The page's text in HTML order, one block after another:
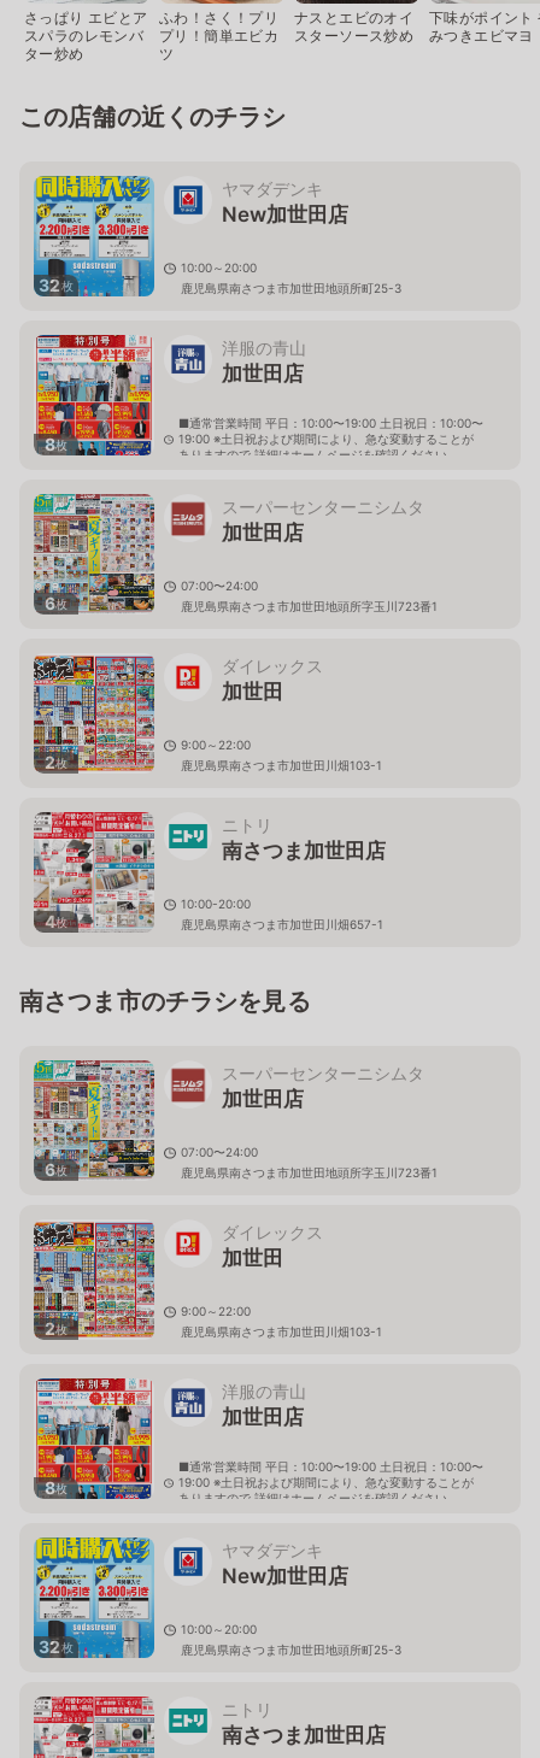
さっぱり エビとア
スパラのレモンバ
ター炒め
ふわ！さく！プリ
プリ！簡単エビカ
ツ
ナスとエビのオイ
スターソース炒め
下味がポイント
みつきエビマヨ
この店舗の近くのチラシ
32枚
ヤマダデンキ
New加世田店
10:00～20:00
鹿児島県南さつま市加世田地頭所町25-3
8枚
洋服の青山
加世田店
■通常営業時間 平日：10:00〜19:00 土日祝日：10:00〜
19:00 ※土日祝および期間により、急な変動することが
ありますので 詳細はホームページを確認ください
6枚
スーパーセンターニシムタ
加世田店
07:00〜24:00
鹿児島県南さつま市加世田地頭所字玉川723番1
2枚
ダイレックス
加世田
9:00～22:00
鹿児島県南さつま市加世田川畑103-1
4枚
ニトリ
南さつま加世田店
10:00-20:00
鹿児島県南さつま市加世田川畑657-1
南さつま市のチラシを見る
6枚
スーパーセンターニシムタ
加世田店
07:00〜24:00
鹿児島県南さつま市加世田地頭所字玉川723番1
2枚
ダイレックス
加世田
9:00～22:00
鹿児島県南さつま市加世田川畑103-1
8枚
洋服の青山
加世田店
■通常営業時間 平日：10:00〜19:00 土日祝日：10:00〜
19:00 ※土日祝および期間により、急な変動することが
ありますので 詳細はホームページを確認ください
32枚
ヤマダデンキ
New加世田店
10:00～20:00
鹿児島県南さつま市加世田地頭所町25-3
ニトリ
南さつま加世田店